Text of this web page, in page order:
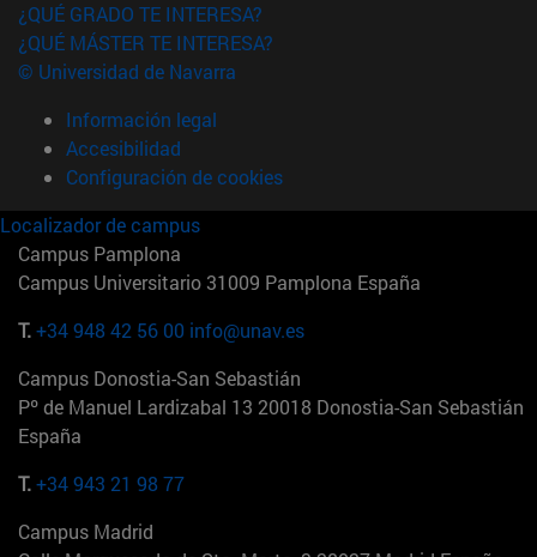
¿QUÉ GRADO TE INTERESA?
¿QUÉ MÁSTER TE INTERESA?
© Universidad de Navarra
Información legal
Accesibilidad
Configuración de cookies
Localizador de campus
Campus Pamplona
Campus Universitario 31009 Pamplona España
T.+34 948 42 56 00 info@unav.es
Campus Donostia-San Sebastián
Pº de Manuel Lardizabal 13 20018 Donostia-San Sebastián
España
T.+34 943 21 98 77
Campus Madrid